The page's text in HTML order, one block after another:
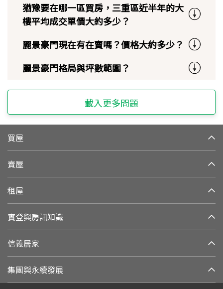
猶豫要在哪一區買房，三重區近半年的大
樓平均成交單價大約多少？
麗景豪門現在有在賣嗎？價格大約多少？
麗景豪門格局與坪數範圍？
載入更多問題
買屋
賣屋
租屋
實登與房訊知識
信義居家
集團與永續發展